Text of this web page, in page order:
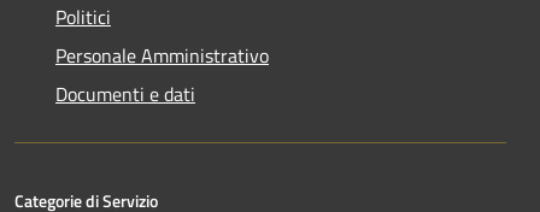
Politici
Personale Amministrativo
Documenti e dati
Categorie di Servizio